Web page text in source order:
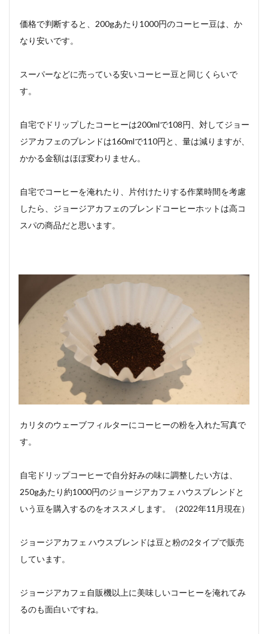
価格で判断すると、200gあたり1000円のコーヒー豆は、か
なり安いです。
スーパーなどに売っている安いコーヒー豆と同じくらいで
す。
自宅でドリップしたコーヒーは200mlで108円、対してジョー
ジアカフェのブレンドは160mlで110円と、量は減りますが、
かかる金額はほぼ変わりません。
自宅でコーヒーを淹れたり、片付けたりする作業時間を考慮
したら、ジョージアカフェのブレンドコーヒーホットは高コ
スパの商品だと思います。
カリタのウェーブフィルターにコーヒーの粉を入れた写真で
す。
自宅ドリップコーヒーで自分好みの味に調整したい方は、
250gあたり約1000円のジョージアカフェ ハウスブレンドと
いう豆を購入するのをオススメします。（2022年11月現在）
ジョージアカフェ ハウスブレンドは豆と粉の2タイプで販売
しています。
ジョージアカフェ自販機以上に美味しいコーヒーを淹れてみ
るのも面白いですね。